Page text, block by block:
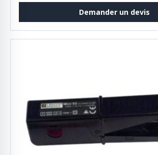
Demander un devis